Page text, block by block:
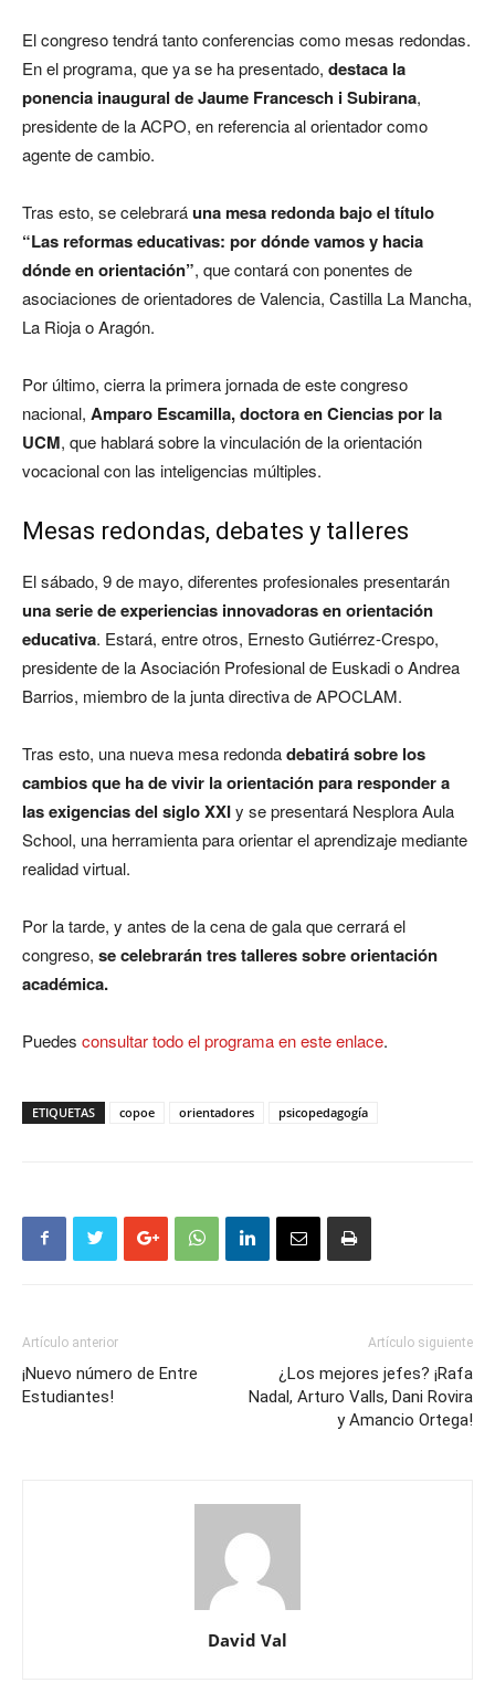
El congreso tendrá tanto conferencias como mesas redondas.
En el programa, que ya se ha presentado, destaca la
ponencia inaugural de Jaume Francesch i Subirana,
presidente de la ACPO, en referencia al orientador como
agente de cambio.
Tras esto, se celebraráuna mesa redonda bajo el título
“Las reformas educativas: por dónde vamos y hacia
dónde en orientación”, que contará con ponentes de
asociaciones de orientadores de Valencia, Castilla La Mancha,
La Rioja o Aragón.
Por último, cierra la primera jornada de este congreso
nacional, Amparo Escamilla, doctora en Ciencias por la
UCM, que hablará sobre la vinculación de la orientación
vocacional con las inteligencias múltiples.
Mesas redondas, debates y talleres
El sábado, 9 de mayo, diferentes profesionales presentarán
una serie de experiencias innovadoras en orientación
educativa. Estará, entre otros, Ernesto Gutiérrez-Crespo,
presidente de la Asociación Profesional de Euskadi o Andrea
Barrios, miembro de la junta directiva de APOCLAM.
Tras esto, una nueva mesa redondadebatirá sobre los
cambios que ha de vivir la orientación para responder a
las exigencias del siglo XXIy se presentará Nesplora Aula
School, una herramienta para orientar el aprendizaje mediante
realidad virtual.
Por la tarde, y antes de la cena de gala que cerrará el
congreso, se celebrarán tres talleres sobre orientación
académica.
Puedes consultar todo el programa en este enlace.
ETIQUETAS copoe orientadores psicopedagogía
Artículo anterior
¡Nuevo número de Entre
Estudiantes!
Artículo siguiente
¿Los mejores jefes? ¡Rafa
Nadal, Arturo Valls, Dani Rovira
y Amancio Ortega!
David Val